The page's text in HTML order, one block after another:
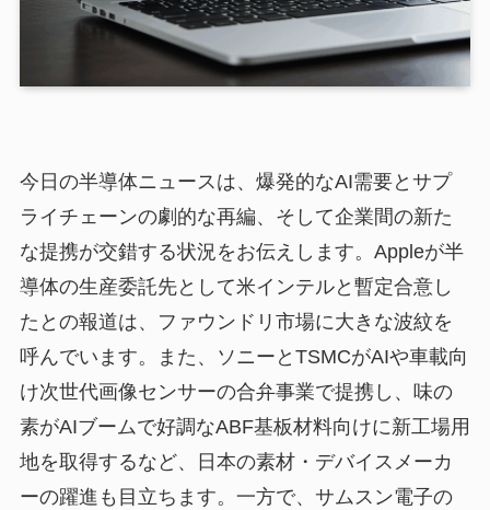
今日の半導体ニュースは、爆発的なAI需要とサプ
ライチェーンの劇的な再編、そして企業間の新た
な提携が交錯する状況をお伝えします。Appleが半
導体の生産委託先として米インテルと暫定合意し
たとの報道は、ファウンドリ市場に大きな波紋を
呼んでいます。また、ソニーとTSMCがAIや車載向
け次世代画像センサーの合弁事業で提携し、味の
素がAIブームで好調なABF基板材料向けに新工場用
地を取得するなど、日本の素材・デバイスメーカ
ーの躍進も目立ちます。一方で、サムスン電子の